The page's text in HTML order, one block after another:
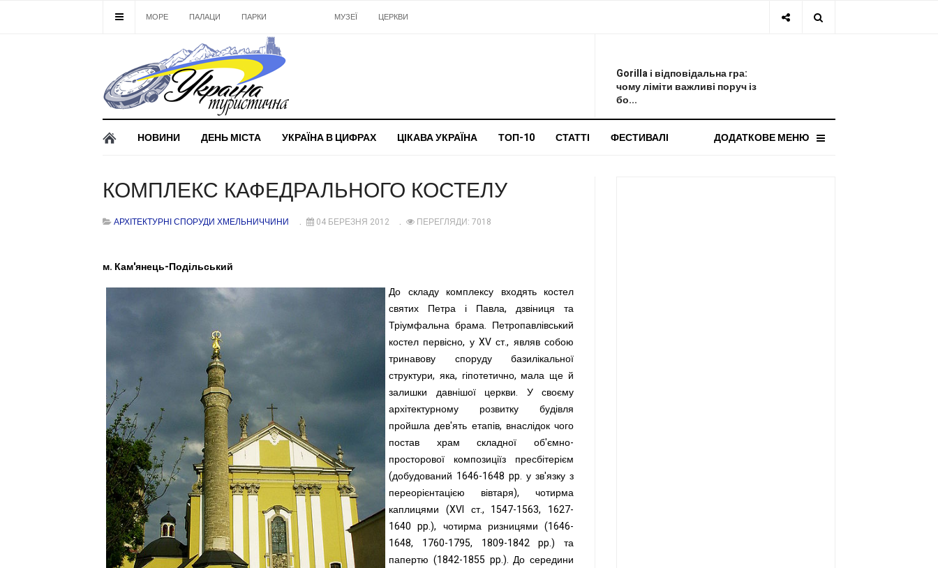
МОРЕ ПАЛАЦИ ПАРКИ МУЗЕЇ ЦЕРКВИ
Gorilla і відповідальна гра:
чому ліміти важливі поруч із
бо...
НОВИНИ ДЕНЬ МІСТА УКРАЇНА В ЦИФРАХ ЦІКАВА УКРАЇНА ТОП-10 СТАТТІ ДОДАТКОВЕ МЕНЮ
ФЕСТИВАЛІ
КОМПЛЕКС КАФЕДРАЛЬНОГО КОСТЕЛУ
АРХІТЕКТУРНІ СПОРУДИ ХМЕЛЬНИЧЧИНИ 04 БЕРЕЗНЯ 2012 ПЕРЕГЛЯДИ: 7018
м. Кам'янець-Подільський
До складу комплексу входять костел
святих Петра і Павла, дзвіниця та
Тріумфальна брама. Петропавлівський
костел первісно, у XV ст., являв собою
тринавову споруду базилікальної
структури, яка, гіпотетично, мала ще й
залишки давнішої церкви. У своєму
архітектурному розвитку будівля
пройшла дев'ять етапів, внаслідок чого
постав храм складної об'ємно-
просторової композиціїз пресбітерієм
(добудований 1646-1648 pp. у зв'язку з
переорієнтацією вівтаря), чотирма
каплицями (XVI ст., 1547-1563, 1627-
1640 pp.), чотирма ризницями (1646-
1648, 1760-1795, 1809-1842 pp.) та
папертю (1842-1855 pp.). До середини